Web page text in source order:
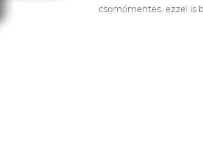
csomómentes, ezzel is